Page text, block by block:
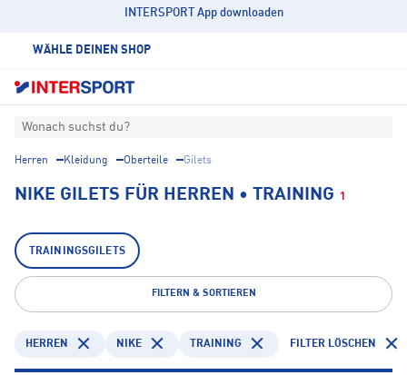
INTERSPORT App downloaden
WÄHLE DEINEN SHOP
Wonach suchst du?
Herren Kleidung Oberteile Gilets
NIKE GILETS FÜR HERREN • TRAINING 1
TRAININGSGILETS
FILTERN & SORTIEREN
HERREN NIKE TRAINING FILTER LÖSCHEN